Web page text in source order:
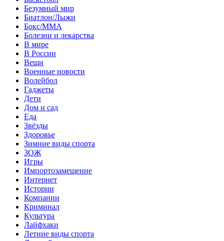
Безумный мир
Биатлон/Лыжи
Бокс/MMA
Болезни и лекарства
В мире
В России
Вещи
Военные новости
Волейбол
Гаджеты
Дети
Дом и сад
Еда
Звёзды
Здоровье
Зимние виды спорта
ЗОЖ
Игры
Импортозамещение
Интернет
Истории
Компании
Криминал
Культура
Лайфхаки
Летние виды спорта